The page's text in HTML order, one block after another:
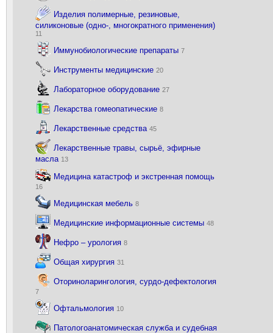
Изделия полимерные, резиновые,
силиконовые (одно-, многократного применения)
11
Иммунобиологические препараты 7
Инструменты медицинские 20
Лабораторное оборудование 27
Лекарства гомеопатические 8
Лекарственные средства 45
Лекарственные травы, сырьё, эфирные
масла 13
Медицина катастроф и экстренная помощь
16
Медицинская мебель 8
Медицинские информационные системы 48
Нефро – урология 8
Общая хирургия 31
Оториноларингология, сурдо-дефектология
7
Офтальмология 10
Патологоанатомическая служба и судебная